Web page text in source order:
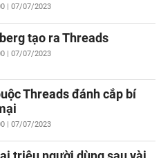
| 07/07/2023
tạo ra Threads
| 07/07/2023
Threads đánh cắp bí
| 07/07/2023